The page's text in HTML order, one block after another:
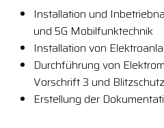
Installation und
und 5G Mobilfunktechnik
Installation von
Durchführung von
Vorschrift 3 und
Erstellung der